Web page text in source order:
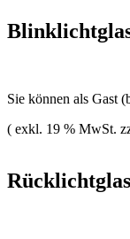
Sie können als Gast
( exkl. 19 % MwSt.